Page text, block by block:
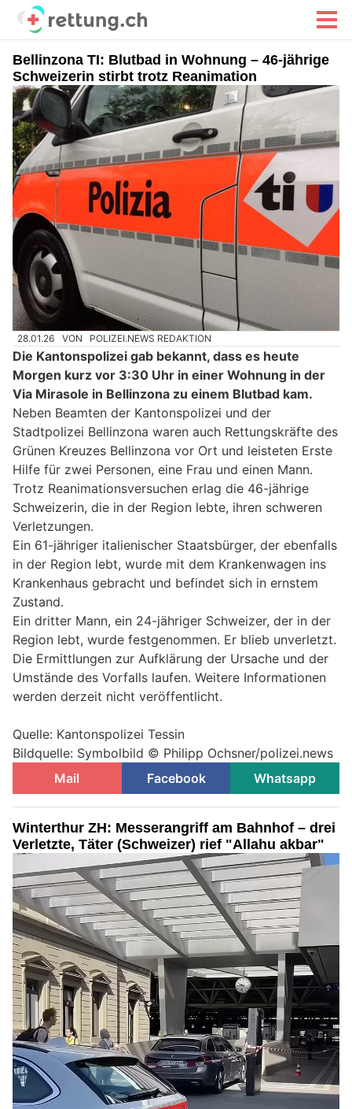
Bellinzona TI: Blutbad in Wohnung – 46-jährige
Schweizerin stirbt trotz Reanimation
28.01.26 VON POLIZEI.NEWS REDAKTION
Die Kantonspolizei gab bekannt, dass es heute
Morgen kurz vor 3:30 Uhr in einer Wohnung in der
Via Mirasole in Bellinzona zu einem Blutbad kam.
Neben Beamten der Kantonspolizei und der
Stadtpolizei Bellinzona waren auch Rettungskräfte des
Grünen Kreuzes Bellinzona vor Ort und leisteten Erste
Hilfe für zwei Personen, eine Frau und einen Mann.
Trotz Reanimationsversuchen erlag die 46-jährige
Schweizerin, die in der Region lebte, ihren schweren
Verletzungen.
Ein 61-jähriger italienischer Staatsbürger, der ebenfalls
in der Region lebt, wurde mit dem Krankenwagen ins
Krankenhaus gebracht und befindet sich in ernstem
Zustand.
Ein dritter Mann, ein 24-jähriger Schweizer, der in der
Region lebt, wurde festgenommen. Er blieb unverletzt.
Die Ermittlungen zur Aufklärung der Ursache und der
Umstände des Vorfalls laufen. Weitere Informationen
werden derzeit nicht veröffentlicht.
Quelle: Kantonspolizei Tessin
Bildquelle: Symbolbild © Philipp Ochsner/polizei.news
Mail
Facebook Whatsapp
Winterthur ZH: Messerangriff am Bahnhof – drei
Verletzte, Täter (Schweizer) rief "Allahu akbar"